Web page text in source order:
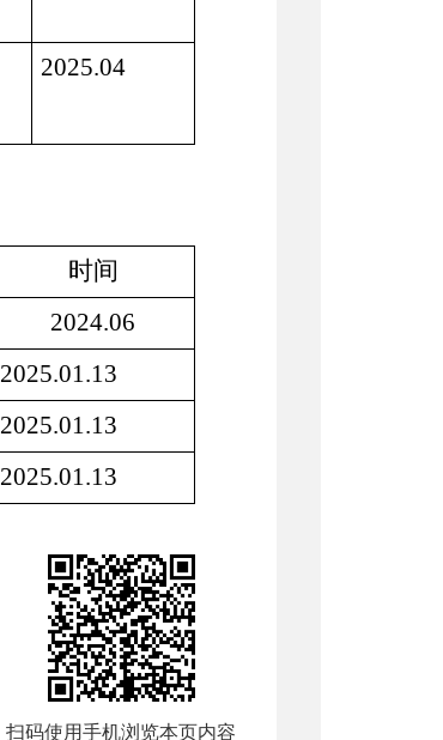
2025.04
时间
2024.06
2025.01.13
2025.01.13
2025.01.13
扫码使用手机浏览本页内容